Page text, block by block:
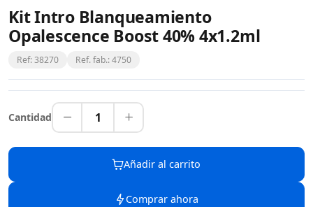
Kit Intro Blanqueamiento
Opalescence Boost 40% 4x1.2ml
Ref: 38270 Ref. fab.: 4750
Cantidad 1
Añadir al carrito
Comprar ahora